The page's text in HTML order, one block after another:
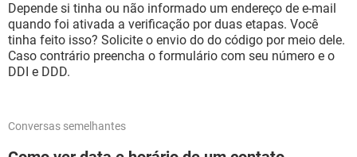
Depende si tinha ou não informado um endereço de e-mail
quando foi ativada a verificação por duas etapas. Você
tinha feito isso? Solicite o envio do do código por meio dele.
Caso contrário preencha o formulário com seu número e o
DDI e DDD.
Conversas semelhantes